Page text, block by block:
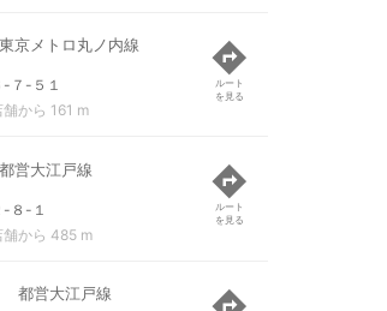
東京メトロ丸ノ内線
-７-５１
から 161 m
ルート
を見る
都営大江戸線
８-１
舗から 485 m
ルート
を見る
都営大江戸線